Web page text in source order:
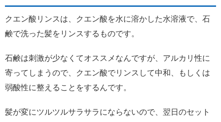
クエン酸リンスは、クエン酸を水に溶かした水溶液で、石
鹸で洗った髪をリンスするものです。
石鹸は刺激が少なくてオススメなんですが、アルカリ性に
寄ってしまうので、クエン酸でリンスして中和、もしくは
弱酸性に整えることをするんです。
髪が変にツルツルサラサラにならないので、翌日のセット